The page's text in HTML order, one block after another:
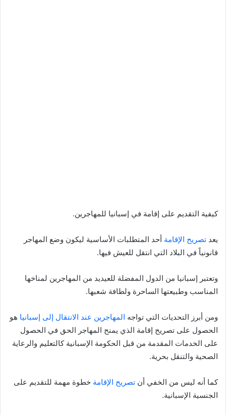
كيفية التقديم على إقامة في إسبانيا للمهاجرين.
يعد تصريح الإقامة أحد المتطلبات الأساسية ليكون وضع المهاجر
قانونياً في البلاد التي انتقل للعيش فيها.
وتعتبر إسبانيا من الدول المفضلة للعيديد من المهاجرين لمناخها
المناسب وطبيعتها الساحرة ولطافة شعبها.
ومن أبرز التحديات التي تواجه المهاجرين عند الانتقال إلى إسبانيا هو
الحصول على تصريح إقامة الذي يمنح المهاجر الحق في الحصول
على الخدمات المقدمة من قبل الحكومة الإسبانية كالتعليم والرعاية
الصحية والتنقل بحرية.
كما أنه ليس من الخفي أن تصريح الإقامة خطوة مهمة للتقديم على
الجنسية الإسبانية.